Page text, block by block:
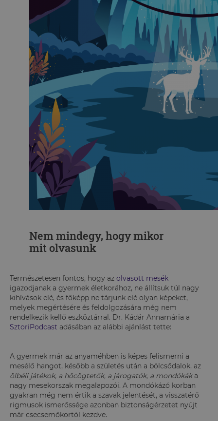
Nem mindegy, hogy mikor
mit olvasunk
Természetesen fontos, hogy az olvasott mesék
igazodjanak a gyermek életkorához, ne állítsuk túl nagy
kihívások elé, és főképp ne tárjunk elé olyan képeket,
melyek megértésére és feldolgozására még nem
rendelkezik kellő eszköztárral. Dr. Kádár Annamária a
SztoriPodcast adásában az alábbi ajánlást tette:
A gyermek már az anyaméhben is képes felismerni a
mesélő hangot, később a születés után a bölcsődalok, az
ölbéli játékok, a höcögtetők, a járogatók, a mondókáka
nagy mesekorszak megalapozói. A mondókázó korban
gyakran még nem értik a szavak jelentését, a visszatérő
rigmusok ismerőssége azonban biztonságérzetet nyújt
már csecsemőkortól kezdve.